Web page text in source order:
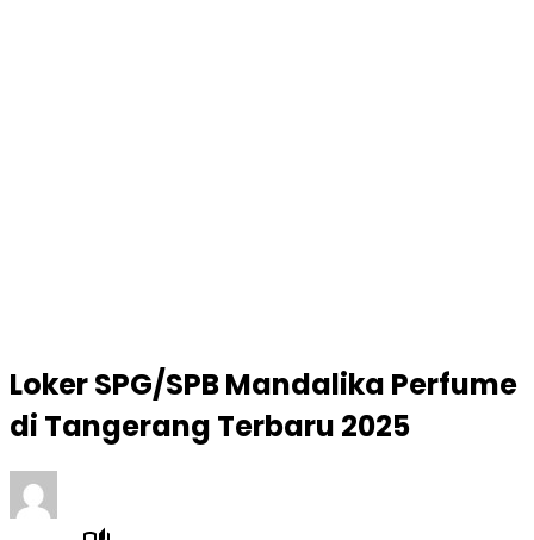
Loker SPG/SPB Mandalika Perfume
di Tangerang Terbaru 2025